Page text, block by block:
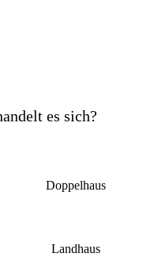
es sich?
Doppelhaus
Landhaus